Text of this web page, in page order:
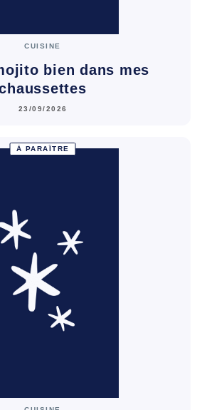
CUISINE
bien dans mes
23/09/2026
À PARAÎTRE